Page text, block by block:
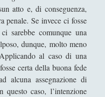
Paul Sartre: la finzione
del respiro, se il
mani, vivi in
della sezione aurea,
di Leonardo
atto e, di conseguenza,
penale. Se invece ci fosse
sarebbe comunque una
dunque, molto meno
al caso di una
certa della buona fede
alcuna assegnazione di
caso, l’intenzione